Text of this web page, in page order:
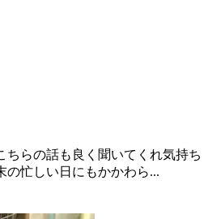
ちらの話も良く聞いてくれ気持ち
の忙しい日にもかかわら...